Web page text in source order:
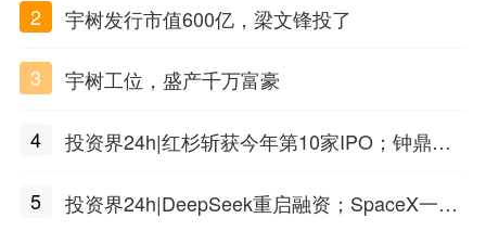
2
宇树发行市值600亿，梁文锋投了
3 宇树工位，盛产千万富豪
4
投资界24h|红杉斩获今年第10家IPO；钟鼎投
水
5
投资界24h|DeepSeek重启融资；SpaceX一夜